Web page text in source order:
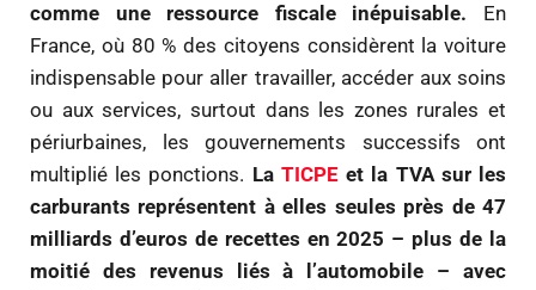
comme une ressource fiscale inépuisable. En
France, où 80 % des citoyens considèrent la voiture
indispensable pour aller travailler, accéder aux soins
ou aux services, surtout dans les zones rurales et
périurbaines, les gouvernements successifs ont
multiplié les ponctions. La TICPEet la TVA sur les
carburants représentent à elles seules près de 47
milliards d’euros de recettes en 2025 – plus de la
moitié des revenus liés à l’automobile – avec